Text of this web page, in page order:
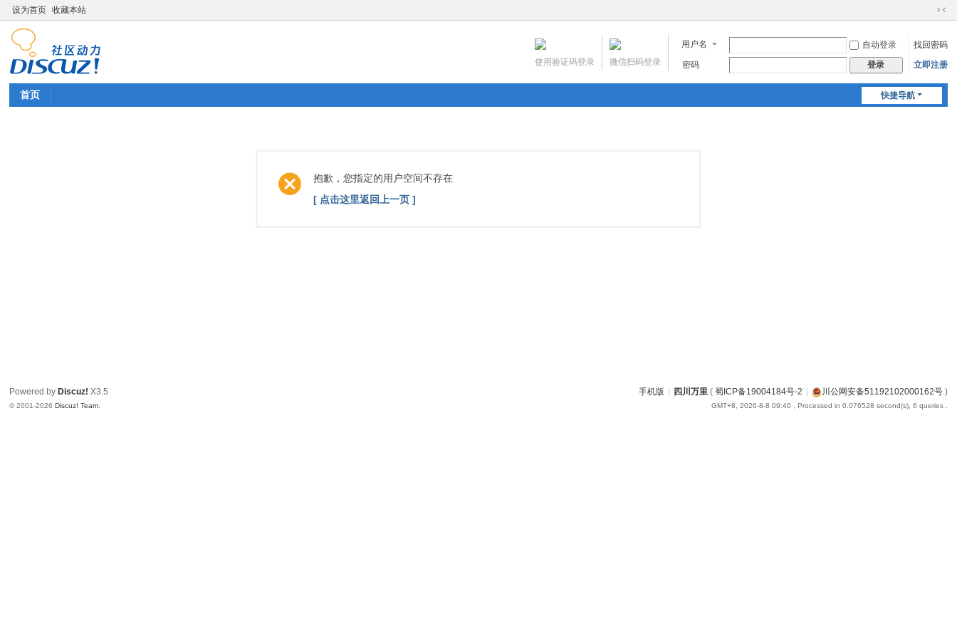
设为首页 收藏本站
切
到
窄
用户名 自动登录
找回密码
密码
登录 立即注册
微信扫码登录
使用验证码登录
快捷导航
首页
抱歉，您指定的用户空间不存在
[ 点击这里返回上一页 ]
手机版 四川万里( 蜀ICP备19004184号-2 川公网安备51192102000162号)
GMT+8, 2026-8-8 09:40 , Processed in 0.076528 second(s), 6 queries .
Powered by Discuz! X3.5
© 2001-2026Discuz! Team